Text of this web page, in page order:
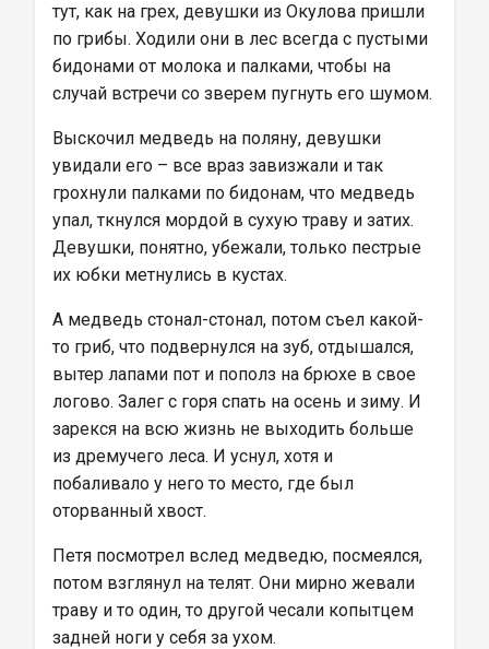
тут, как на грех, девушки из Окулова пришли
по грибы. Ходили они в лес всегда с пустыми
бидонами от молока и палками, чтобы на
случай встречи со зверем пугнуть его шумом.
Выскочил медведь на поляну, девушки
увидали его – все враз завизжали и так
грохнули палками по бидонам, что медведь
упал, ткнулся мордой в сухую траву и затих.
Девушки, понятно, убежали, только пестрые
их юбки метнулись в кустах.
А медведь стонал-стонал, потом съел какой-
то гриб, что подвернулся на зуб, отдышался,
вытер лапами пот и пополз на брюхе в свое
логово. Залег с горя спать на осень и зиму. И
зарекся на всю жизнь не выходить больше
из дремучего леса. И уснул, хотя и
побаливало у него то место, где был
оторванный хвост.
Петя посмотрел вслед медведю, посмеялся,
потом взглянул на телят. Они мирно жевали
траву и то один, то другой чесали копытцем
задней ноги у себя за ухом.